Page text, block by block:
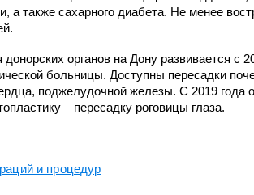
Травматологии и ортопедии
Ультразвуковой диагностики
Физиотерапевтическое
Функциональной диагностики
а также сахарного диабета. Не менее
органов на Дону развивается с
больницы. Доступны пересадки
поджелудочной железы. С 2019
– пересадку роговицы глаза.
и процедур